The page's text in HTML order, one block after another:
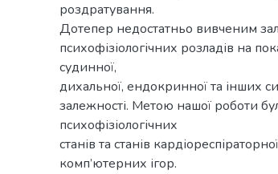
роздратування.
Дотепер недостатньо вивченим
психофізіологічних розладів на
судинної,
дихальної, ендокринної та інших
залежності. Метою нашої роботи
психофізіологічних
станів та станів
комп’ютерних ігор.